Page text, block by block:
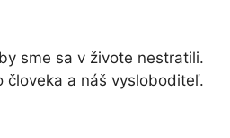
sme sa v živote nestratili.
človeka a náš vysloboditeľ.